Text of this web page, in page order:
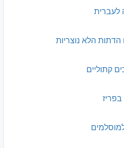
לעברית
הדתות הלא נוצריות
קתוליים